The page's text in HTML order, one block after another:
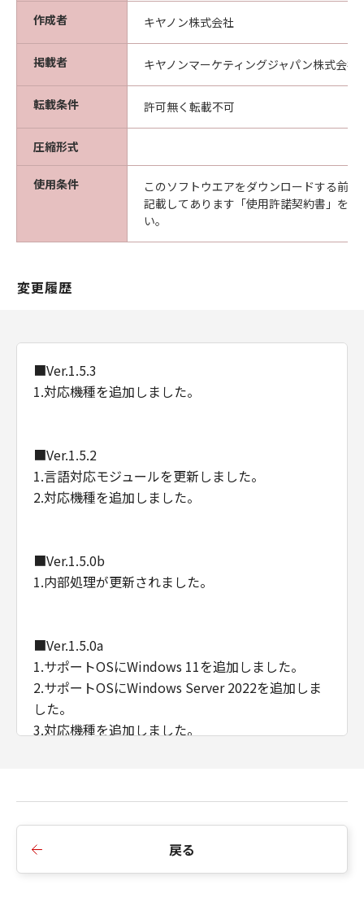
本契約は、日本国法に準拠するものとします。
U.S. GOVERNMENT RESTRICTED RIGHTS
NOTICE:
The Software is a "commercial item," as that
term is defined at 48 C.F.R. 2.101 (Oct 1995),
consisting of "commercial computer
software" and "commercial computer
software documentation," as such terms are
used in 48 C.F.R. 12.212 (Sept 1995).
Consistent with 48 C.F.R. 12.212 and 48 C.F.R.
227.7202-1 through 227.7202-4 (June 1995),
all U.S. Government End Users shall acquire
the Software with only those rights set forth
Shimomaruko 3-chome, Ohta-ku, Tokyo 146-
契約における「本ソフトウエア」を意味するも
のとします。
作成者 キヤノン株式会社
掲載者 キヤノンマーケティングジャパン株式会社
転載条件 許可無く転載不可
圧縮形式
使用条件
このソフトウエアをダウンロードする前
記載してあります「使用許諾契約書」を
い。
変更履歴
■Ver.1.5.3
1.対応機種を追加しました。
■Ver.1.5.2
1.言語対応モジュールを更新しました。
2.対応機種を追加しました。
■Ver.1.5.0b
1.内部処理が更新されました。
■Ver.1.5.0a
1.サポートOSにWindows 11を追加しました。
2.サポートOSにWindows Server 2022を追加しま
した。
3.対応機種を追加しました。
■Ver.1.3.0
戻る